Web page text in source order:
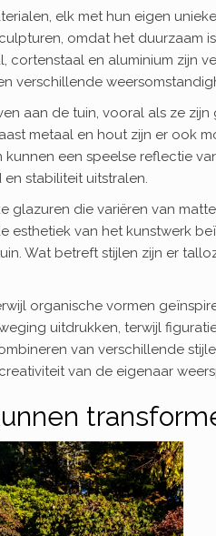
elk met hun eigen unieke
omdat het duurzaam
cortenstaal en aluminium zijn
verschillende
aan de tuin, vooral als ze zijn
metaal en hout zijn er ook
een speelse reflectie
stabiliteit uitstralen.
glazuren die variëren van
esthetiek van het kunstwerk
Wat betreft stijlen zijn er
organische vormen
uitdrukken, terwijl
van verschillende
van de eigenaar